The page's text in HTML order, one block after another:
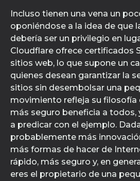
Incluso tienen una vena un
oponiéndose a la idea de que
debería ser un privilegio en
Cloudflare ofrece certificados
sitios web, lo que supone un
quienes desean garantizar la
sitios sin desembolsar una
movimiento refleja su filosofía
más seguro beneficia a todos,
a predicar con el ejemplo.
probablemente más
más formas de hacer de
rápido, más seguro y, en
eres el propietario de una